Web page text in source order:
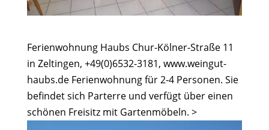
Ferienwohnung Haubs Chur-Kölner-Straße 11
in Zeltingen, +49(0)6532-3181, www.weingut-
haubs.de Ferienwohnung für 2-4 Personen. Sie
befindet sich Parterre und verfügt über einen
schönen Freisitz mit Gartenmöbeln. >